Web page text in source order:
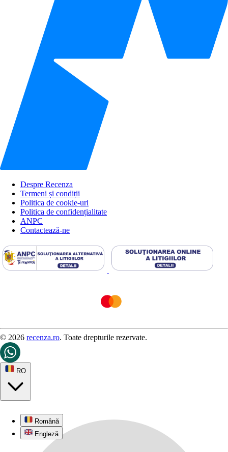
Despre Recenza
Termeni și condiții
Politica de cookie-uri
Politica de confidențialitate
ANPC
Contactează-ne
© 2026 recenza.ro. Toate drepturile rezervate.
RO
Română
Engleză